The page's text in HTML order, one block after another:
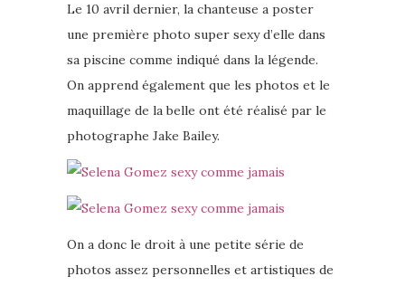
Le 10 avril dernier, la chanteuse a poster
une première photo super sexy d’elle dans
sa piscine comme indiqué dans la légende.
On apprend également que les photos et le
maquillage de la belle ont été réalisé par le
photographe Jake Bailey.
On a donc le droit à une petite série de
photos assez personnelles et artistiques de